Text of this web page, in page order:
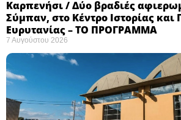
Καρπενήσι / Δύο βραδιές
Σύμπαν, στο Κέντρο Ιστορίας και
Ευρυτανίας – ΤΟ ΠΡΟΓΡΑΜΜΑ
7 Αυγούστου 2026